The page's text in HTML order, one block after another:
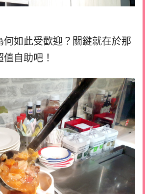
何如此受歡迎？關鍵就在於那
自助吧！